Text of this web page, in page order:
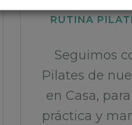
RUTINA
Seguimos
Pilates de
en Casa,
práctica y